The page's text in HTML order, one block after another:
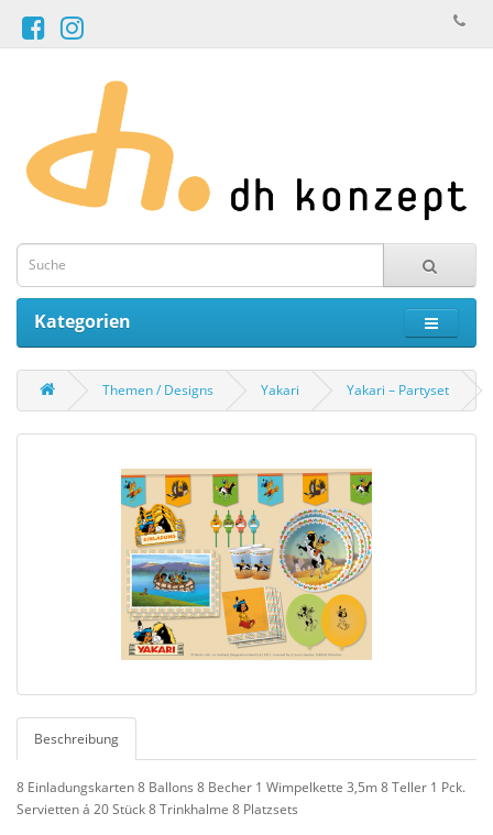
Kategorien
Themen / Designs Yakari Yakari – Partyset
Beschreibung
8 Einladungskarten 8 Ballons 8 Becher 1 Wimpelkette 3,5m 8 Teller 1 Pck.
Servietten á 20 Stück 8 Trinkhalme 8 Platzsets